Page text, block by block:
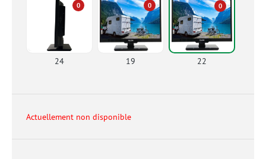
0
24
0
19
0
22
Actuellement non disponible